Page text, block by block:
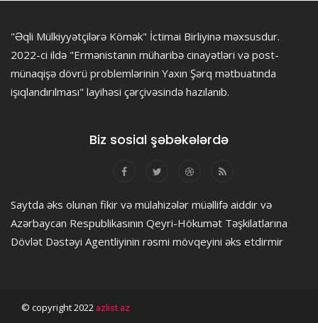
"Əqli Mülkiyyətçilərə Kömək" İctimai Birliyinə məxsusdur.
2022-ci ildə "Ermənistanın müharibə cinayətləri və post-
münaqişə dövrü problemlərinin Yaxın Şərq mətbuatında
işıqlandırılması" layihəsi çərçivəsində hazılanıb.
Biz sosial şəbəkələrdə
Saytda əks olunan fikir və mülahizələr müəllifə aiddir və
Azərbaycan Respublikasının Qeyri-Hökumət Təşkilatlarına
Dövlət Dəstəyi Agentliyinin rəsmi mövqeyini əks etdirmir
© copyright 2022 azlist.az